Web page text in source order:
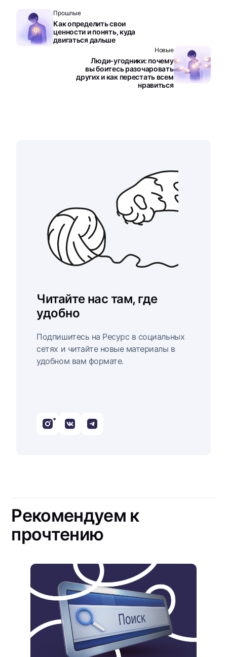
Прошлые
Как определить свои
ценности и понять, куда
двигаться дальше
Новые
Люди-угодники: почему
вы боитесь разочаровать
других и как перестать всем
нравиться
Читайте нас там, где
удобно
Подпишитесь на Ресурс в социальных
сетях и читайте новые материалы в
удобном вам формате.
*
Рекомендуем к
прочтению